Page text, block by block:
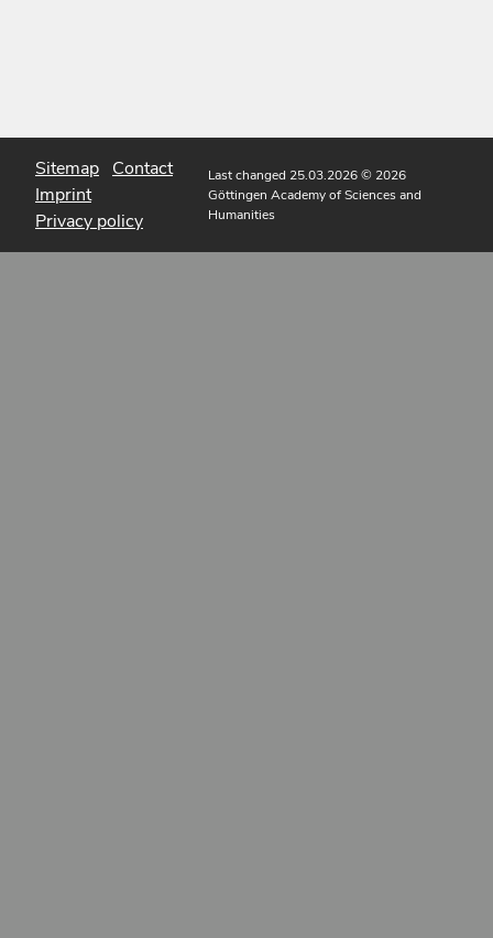
Sitemap Contact
Imprint
Privacy policy
Last changed 25.03.2026© 2026
Göttingen Academy of Sciences and
Humanities